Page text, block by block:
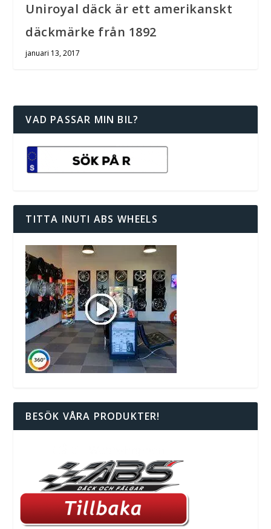
Uniroyal däck är ett amerikanskt
däckmärke från 1892
januari 13, 2017
VAD PASSAR MIN BIL?
TITTA INUTI ABS WHEELS
BESÖK VÅRA PRODUKTER!